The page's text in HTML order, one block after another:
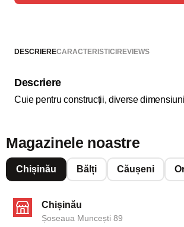
DESCRIERECARACTERISTICIREVIEWS
Descriere
Cuie pentru construcții, diverse
Magazinele noastre
Chișinău Bălți Căușeni
Chișinău
Șoseaua Muncești 89